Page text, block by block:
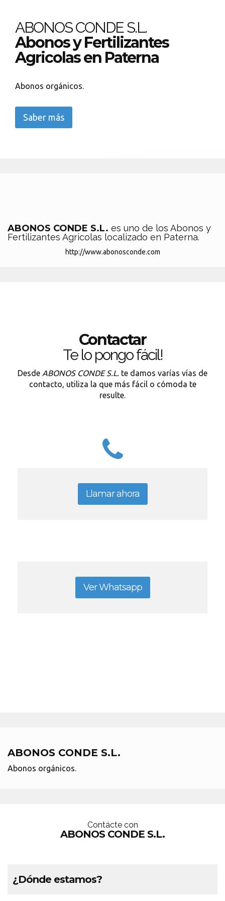
ABONOS CONDE S.L.
Abonos y Fertilizantes
Agricolas en Paterna
Abonos orgánicos.
Saber más
ABONOS CONDE S.L. es uno de los Abonos y
Fertilizantes Agricolas localizado en Paterna.
http://www.abonosconde.com
Contactar
Te lo pongo fácil!
Desde ABONOS CONDE S.L. te damos varías vías de
contacto, utiliza la que más fácil o cómoda te
resulte.
Llamar ahora
Ver Whatsapp
ABONOS CONDE S.L.
Abonos orgánicos.
Contácte con
ABONOS CONDE S.L.
¿Dónde estamos?